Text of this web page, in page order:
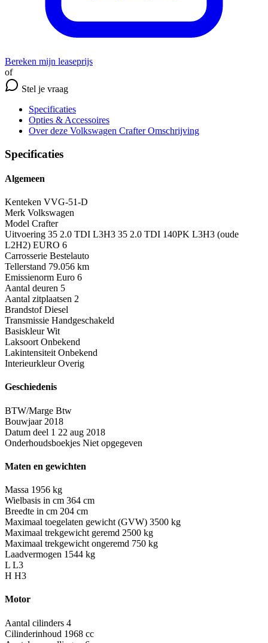
Bereken mijn leaseprijs
of
Stel je vraag
Specificaties
Opties & Accessoires
Over deze Volkswagen Crafter Omschrijving
Specificaties
Algemeen
Kenteken VVG-51-D
Merk Volkswagen
Model Crafter
Uitvoering 35 2.0 TDI L3H3 35 2.0 TDI 140PK L3H3 (oude
L2H2) EURO 6
Carrosserie Bestelauto
Tellerstand 79.056 km
Emissienorm Euro 6
Aantal deuren 5
Aantal zitplaatsen 2
Brandstof Diesel
Transmissie Handgeschakeld
Basiskleur Wit
Laksoort Onbekend
Lakintensiteit Onbekend
Interieurkleur Overig
Geschiedenis
BTW/Marge Btw
Bouwjaar 2018
Datum deel 1 22 aug 2018
Onderhoudsboekjes Niet opgegeven
Maten en gewichten
Massa 1956 kg
Wielbasis in cm 364 cm
Breedte in cm 204 cm
Maximaal toegelaten gewicht (GVW) 3500 kg
Maximaal trekgewicht geremd 2500 kg
Maximaal trekgewicht ongeremd 750 kg
Laadvermogen 1544 kg
L L3
H H3
Motor
Aantal cilinders 4
Cilinderinhoud 1968 cc